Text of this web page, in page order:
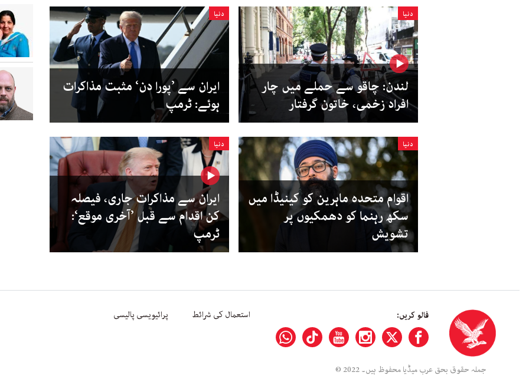
دنیا
لندن: چاقو سے حملے میں چار
افراد زخمی، خاتون گرفتار
دنیا
ایران سے ’پورا دن‘ مثبت مذاکرات
ہوئے: ٹرمپ
دنیا
اقوام متحدہ ماہرین کو کینیڈا میں
سکھ رہنما کو دھمکیوں پر
تشویش
دنیا
ایران سے مذاکرات جاری، فیصلہ
کن اقدام سے قبل ’آخری موقع‘:
ٹرمپ
فالو کریں: استعمال کی شرائط پرائیویسی پالیسی
جملہ حقوق بحق عرب میڈیا محفوظ ہیں۔ 2022 ©